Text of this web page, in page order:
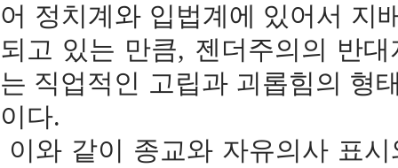
어 정치계와 입법계에 있어서 지
되고 있는 만큼, 젠더주의의 반
는 직업적인 고립과 괴롭힘의 형
이다.
이와 같이 종교와 자유의사 표